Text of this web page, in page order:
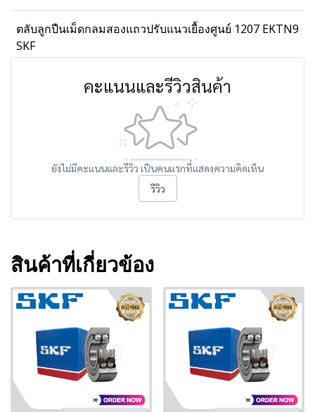
ตลับลูกปืนเม็ดกลมสองแถวปรับแนวเยื้องศูนย์ 1207 EKTN9
SKF
คะแนนและรีวิวสินค้า
ยังไม่มีคะแนนและรีวิว เป็นคนแรกที่แสดงความคิดเห็น
รีวิว
สินค้าที่เกี่ยวข้อง